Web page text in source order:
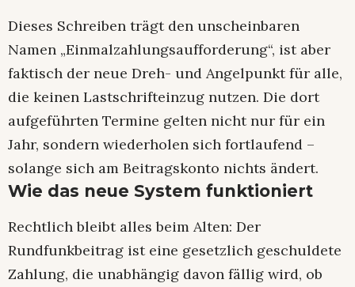
Dieses Schreiben trägt den unscheinbaren
Namen „Einmalzahlungsaufforderung“, ist aber
faktisch der neue Dreh- und Angelpunkt für alle,
die keinen Lastschrifteinzug nutzen. Die dort
aufgeführten Termine gelten nicht nur für ein
Jahr, sondern wiederholen sich fortlaufend –
solange sich am Beitragskonto nichts ändert.​
Wie das neue System funktioniert
Rechtlich bleibt alles beim Alten: Der
Rundfunkbeitrag ist eine gesetzlich geschuldete
Zahlung, die unabhängig davon fällig wird, ob